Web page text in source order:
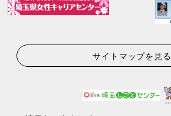
サイトマップを見る